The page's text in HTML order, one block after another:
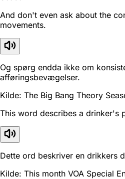
And don't even ask about the
movements.
Og spørg endda ikke om
afføringsbevægelser.
Kilde: The Big Bang Theory
This word describes a drinker's
Dette ord beskriver en drikkers
Kilde: This month VOA Special